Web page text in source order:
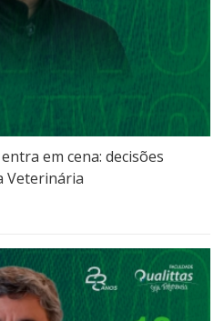
em cena: decisões
Veterinária